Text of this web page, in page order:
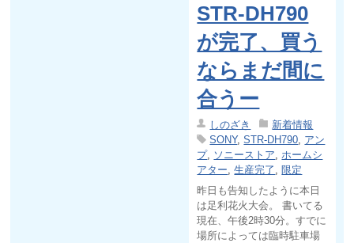
STR-DH790
が完了、買う
ならまだ間に
合うー
しのざき
新着情報
SONY,STR-DH790 アン
プ, ソニーストア
ホームシ
アター ,生産完了
限定
昨日も告知したように本日
は足利花火大会。 書いてる
現在、午後2時30分。すでに
場所によっては臨時駐車場